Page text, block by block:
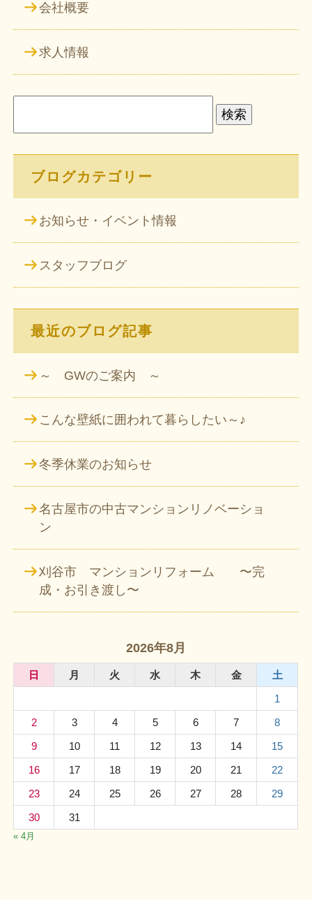
会社概要
求人情報
ブログカテゴリー
お知らせ・イベント情報
スタッフブログ
最近のブログ記事
～ GWのご案内 ～
こんな壁紙に囲われて暮らしたい～♪
冬季休業のお知らせ
名古屋市の中古マンションリノベーショ
ン
刈谷市 マンションリフォーム 〜完
成・お引き渡し〜
2026年8月
日 月 火 水 木 金
土
1
2
3 4 5 6 7
8
9
10 11 12 13 14
15
16
17 18 19 20 21
22
23
24 25 26 27 28
29
30
31
« 4月